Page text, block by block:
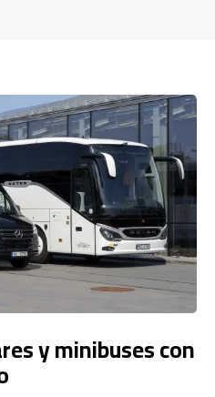
y minibuses con